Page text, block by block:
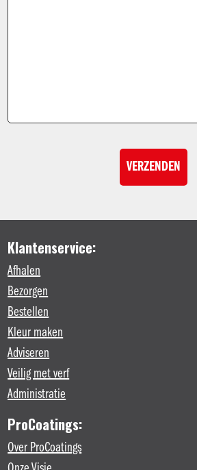
Klantenservice:
Afhalen
Bezorgen
Bestellen
Kleur maken
Adviseren
Veilig met verf
Administratie
ProCoatings:
Over ProCoatings